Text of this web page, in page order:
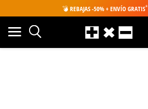
💣 REBAJAS -50% + ENVÍO GRATIS*